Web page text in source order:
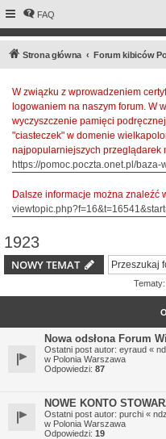
FAQ
Strona główna
W związku z wprowadzeniem
logowaniem na naszym forum. W
wyczyszczenie pamięci
"ciasteczek" w domenie
najpopularniejszych przeglądarek
https://pomoc.poczta.onet.pl/baza-
Dalsze informacje można znaleźć
1923
NOWY TEMAT
Nowa odsłona Forum
Ostatni post autor: eyraud «
w Polonia Warszawa
Odpowiedzi: 87
NOWE KONTO
Ostatni post autor: purchi «
w Polonia Warszawa
Odpowiedzi: 19